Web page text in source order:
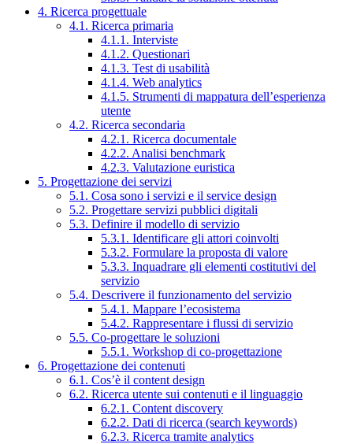
4. Ricerca progettuale
4.1. Ricerca primaria
4.1.1. Interviste
4.1.2. Questionari
4.1.3. Test di usabilità
4.1.4. Web analytics
4.1.5. Strumenti di mappatura dell’esperienza
utente
4.2. Ricerca secondaria
4.2.1. Ricerca documentale
4.2.2. Analisi benchmark
4.2.3. Valutazione euristica
5. Progettazione dei servizi
5.1. Cosa sono i servizi e il service design
5.2. Progettare servizi pubblici digitali
5.3. Definire il modello di servizio
5.3.1. Identificare gli attori coinvolti
5.3.2. Formulare la proposta di valore
5.3.3. Inquadrare gli elementi costitutivi del
servizio
5.4. Descrivere il funzionamento del servizio
5.4.1. Mappare l’ecosistema
5.4.2. Rappresentare i flussi di servizio
5.5. Co-progettare le soluzioni
5.5.1. Workshop di co-progettazione
6. Progettazione dei contenuti
6.1. Cos’è il content design
6.2. Ricerca utente sui contenuti e il linguaggio
6.2.1. Content discovery
6.2.2. Dati di ricerca (search keywords)
6.2.3. Ricerca tramite analytics